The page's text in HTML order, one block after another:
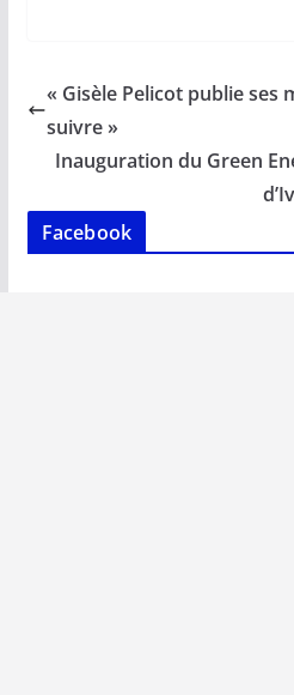
b
o
o
k
l s
p
e
n
« Gisèle Pelicot publie ses
suivre »
Inauguration du Green
Facebook